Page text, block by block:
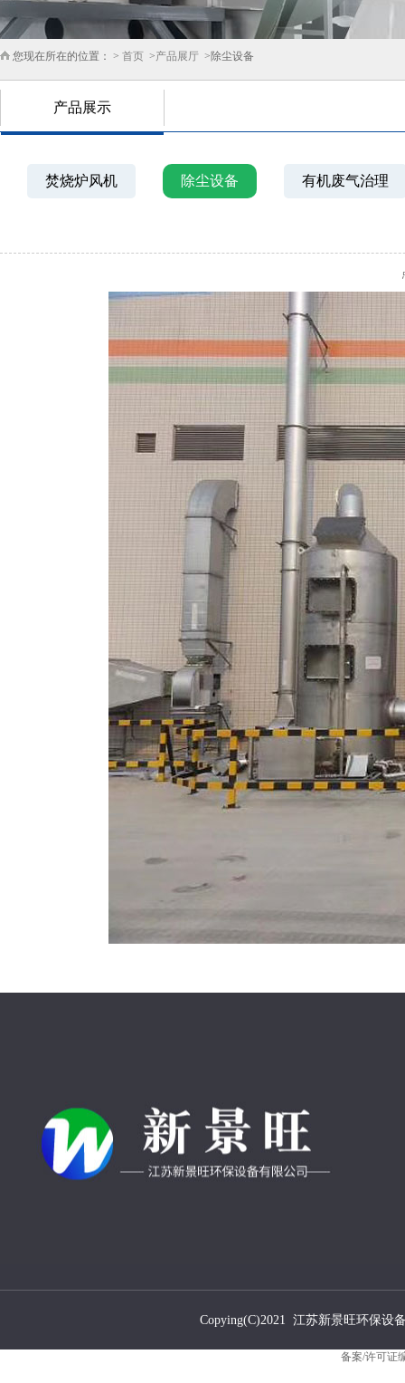
您现在所在的位置： > 首页 >产品展厅 >除尘设备
产品展示
焚烧炉风机 除尘设备 有机废气治理
Copying(C)2021 江苏新景旺环保
备案/许可证